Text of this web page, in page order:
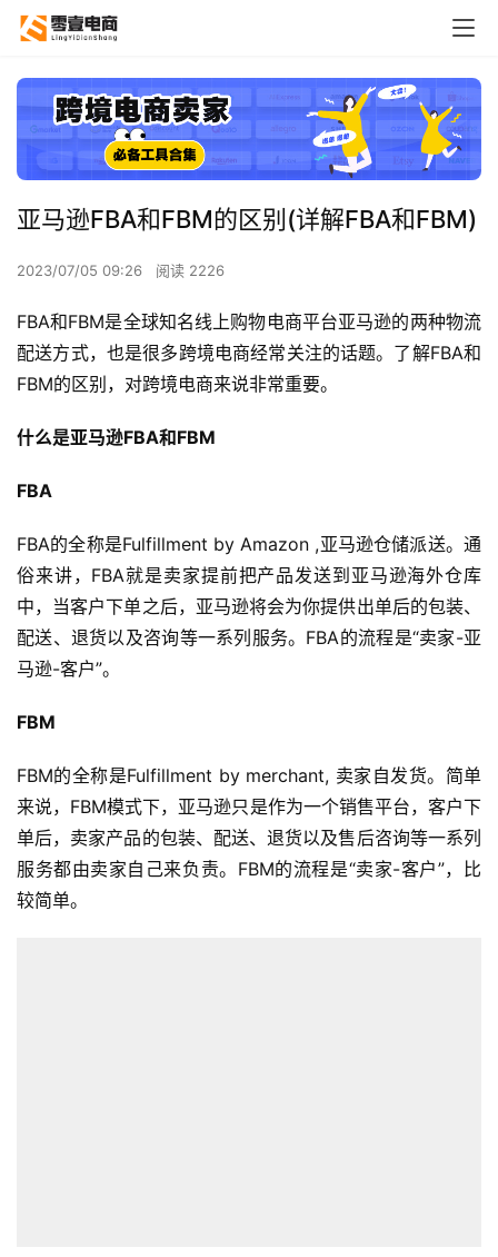
亚马逊FBA和FBM的区别(详解FBA和FBM)
2023/07/05 09:26 阅读 2226
FBA和FBM是全球知名线上购物电商平台亚马逊的两种物流
配送方式，也是很多跨境电商经常关注的话题。了解FBA和
FBM的区别，对跨境电商来说非常重要。
什么是亚马逊FBA和FBM
FBA
FBA的全称是Fulfillment by Amazon ,亚马逊仓储派送。通
俗来讲，FBA就是卖家提前把产品发送到亚马逊海外仓库
中，当客户下单之后，亚马逊将会为你提供出单后的包装、
配送、退货以及咨询等一系列服务。FBA的流程是“卖家-亚
马逊-客户”。
FBM
FBM的全称是Fulfillment by merchant, 卖家自发货。简单
来说，FBM模式下，亚马逊只是作为一个销售平台，客户下
单后，卖家产品的包装、配送、退货以及售后咨询等一系列
服务都由卖家自己来负责。FBM的流程是“卖家-客户”，比
较简单。